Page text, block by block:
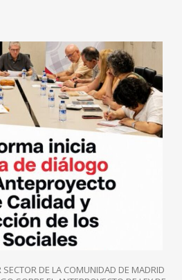
SECTOR DE LA COMUNIDAD DE MADRID